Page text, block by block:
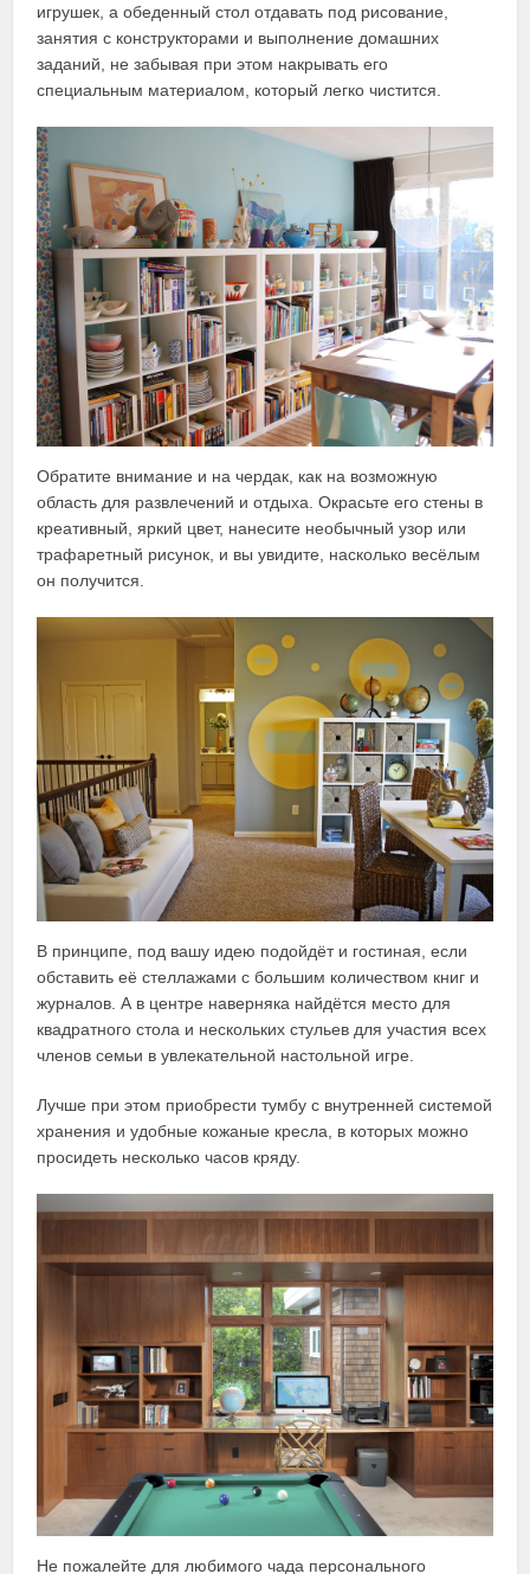
игрушек, а обеденный стол отдавать под рисование,
занятия с конструкторами и выполнение домашних
заданий, не забывая при этом накрывать его
специальным материалом, который легко чистится.
Обратите внимание и на чердак, как на возможную
область для развлечений и отдыха. Окрасьте его стены в
креативный, яркий цвет, нанесите необычный узор или
трафаретный рисунок, и вы увидите, насколько весёлым
он получится.
В принципе, под вашу идею подойдёт и гостиная, если
обставить её стеллажами с большим количеством книг и
журналов. А в центре наверняка найдётся место для
квадратного стола и нескольких стульев для участия всех
членов семьи в увлекательной настольной игре.
Лучше при этом приобрести тумбу с внутренней системой
хранения и удобные кожаные кресла, в которых можно
просидеть несколько часов кряду.
Не пожалейте для любимого чада персонального